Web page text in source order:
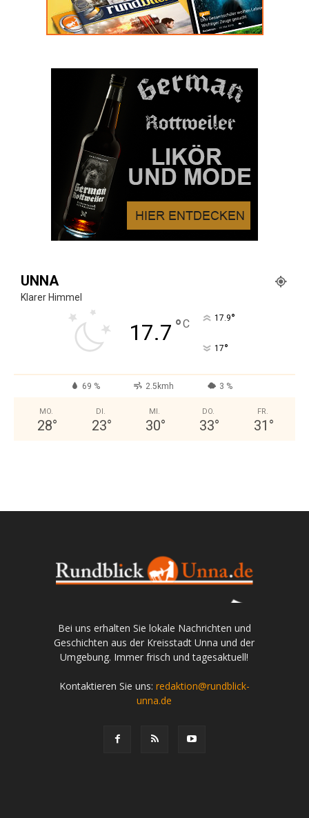
UNNA
Klarer Himmel
17.7 °C 17.9°
17°
69 % 2.5kmh 3 %
MO.
28°
DI.
23°
MI.
30°
DO.
33°
FR.
31 °
Bei uns erhalten Sie lokale Nachrichten und
Geschichten aus der Kreisstadt Unna und der
Umgebung. Immer frisch und tagesaktuell!
Kontaktieren Sie uns: redaktion@rundblick-
unna.de